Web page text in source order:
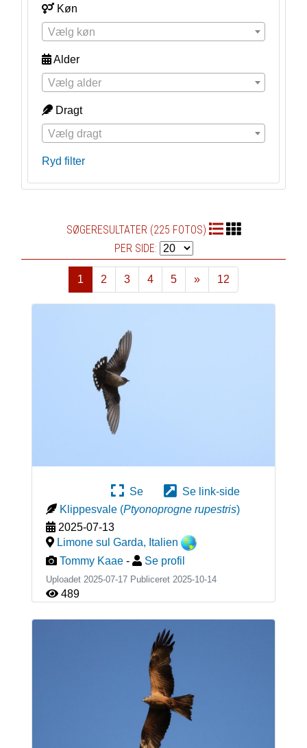
Køn
Vælg køn
Alder
Vælg alder
Dragt
Vælg dragt
Ryd filter
SØGERESULTATER (225 FOTOS)
PER SIDE:
1 2 3 4 5
»
Næste
12
Se
Se link-side
Klippesvale (Ptyonoprogne rupestris)
2025-07-13
Limone sul Garda, Italien
Tommy Kaae - Se profil
Uploadet 2025-07-17 Publiceret 2025-10-14
489